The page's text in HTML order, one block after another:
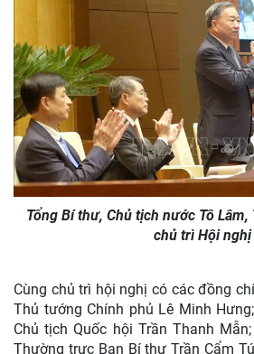
Tổng Bí thư, Chủ tịch nước Tô
chủ trì Hội nghị
Cùng chủ trì hội nghị có các đồng
Thủ tướng Chính phủ Lê Minh
Chủ tịch Quốc hội Trần Thanh
Thường trực Ban Bí thư Trần Cẩm